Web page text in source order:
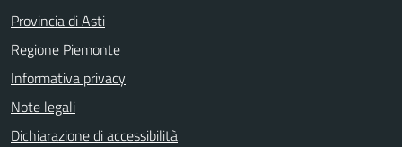
Provincia di Asti
Regione Piemonte
Informativa privacy
Note legali
Dichiarazione di accessibilità